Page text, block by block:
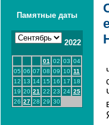
Памятные даты
2022
01 02 03 04
05 06 07 08 09 10 11
12 13 14 15 16 17
18
19 20 21 22 23 24 25
26 27 28 29 30